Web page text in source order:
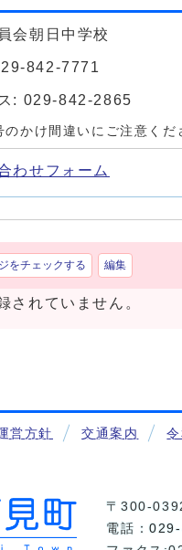
会朝日中学校
842-7771
: 029-842-2865
のかけ間違いにご注意くだ
わせフォーム
をチェックする 編集
されていません。
営方針 交通案内
〒300-
電話：